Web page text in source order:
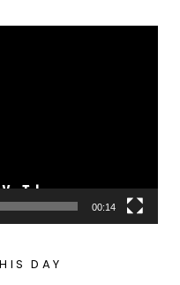
00:14
DAY